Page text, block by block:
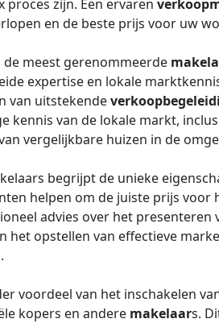
proces zijn. Een ervaren
en de beste prijs voor uw
de meest gerenommeerde
expertise en lokale
van uitstekende
kennis van de lokale markt,
vergelijkbare huizen in de
begrijpt de unieke
helpen om de juiste prijs voor
advies over het
het opstellen van effectieve
voordeel van het inschakelen
kopers en andere makelaars.